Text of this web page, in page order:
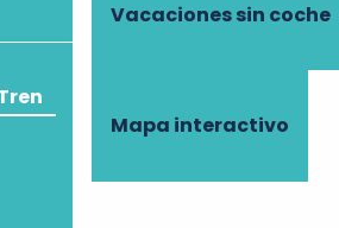
Vacaciones sin coche
Mapa interactivo